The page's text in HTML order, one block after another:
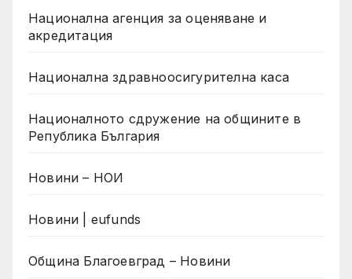
Национална агенция за оценяване и
акредитация
Национална здравноосигурителна каса
Националното сдружение на общините в
Република България
Новини – НОИ
Новини | eufunds
Община Благоевград – Новини